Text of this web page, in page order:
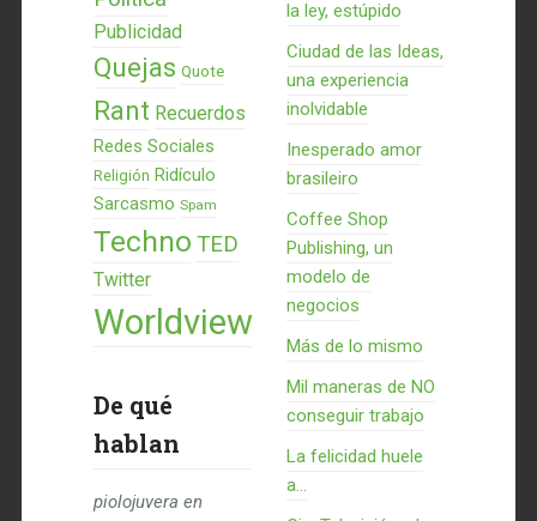
Publicidad
Quejas Quote
Rant Recuerdos
Redes Sociales
Religión Ridículo
Sarcasmo Spam
Techno TED
Twitter
Worldview
De qué
hablan
piolojuvera en
la ley, estúpido
Ciudad de las Ideas,
una experiencia
inolvidable
Inesperado amor
brasileiro
Coffee Shop
Publishing, un
modelo de
negocios
Más de lo mismo
Mil maneras de NO
conseguir trabajo
La felicidad huele
a...